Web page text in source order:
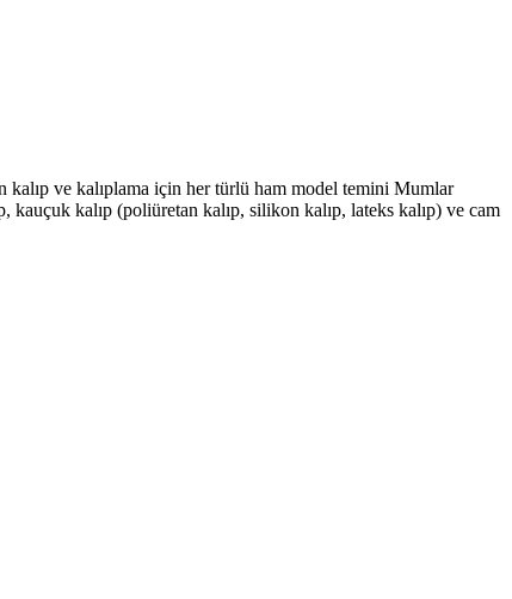
ve kalıplama için her türlü ham model temini Mumlar
kauçuk kalıp (poliüretan kalıp, silikon kalıp, lateks kalıp) ve cam